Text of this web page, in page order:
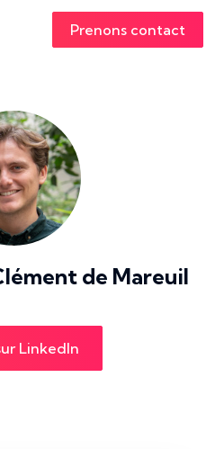
Prenons contact
de Mareuil
LinkedIn